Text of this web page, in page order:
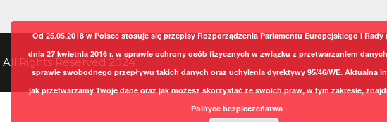
All Rights Reserved 2024
Od 25.05.2018 w Polsce stosuje się przepisy Rozporządzenia Parlamentu Europejskiego i Rady
dnia 27 kwietnia 2016 r. w sprawie ochrony osób fizycznych w związku z przetwarzaniem
sprawie swobodnego przepływu takich danych oraz uchylenia dyrektywy 95/46/WE. Aktualna
jak przetwarzamy Twoje dane oraz jak możesz skorzystać ze swoich praw, w tym zakresie,
Polityce bezpieczeństwa